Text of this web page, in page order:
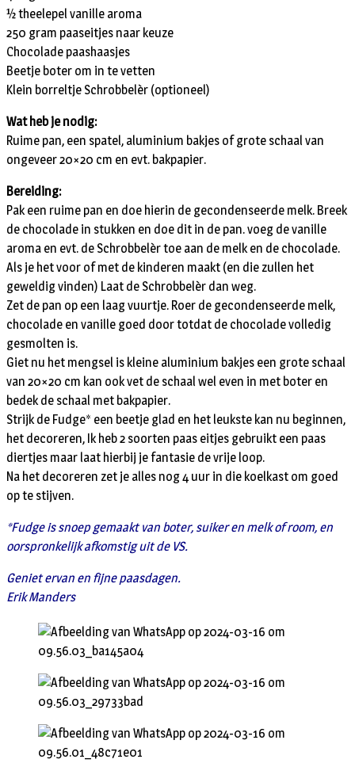
½ theelepel vanille aroma
250 gram paaseitjes naar keuze
Chocolade paashaasjes
Beetje boter om in te vetten
Klein borreltje Schrobbelèr (optioneel)
Wat heb je nodig:
Ruime pan, een spatel, aluminium bakjes of grote schaal van
ongeveer 20×20 cm en evt. bakpapier.
Bereiding:
Pak een ruime pan en doe hierin de gecondenseerde melk. Breek
de chocolade in stukken en doe dit in de pan. voeg de vanille
aroma en evt. de Schrobbelèr toe aan de melk en de chocolade.
Als je het voor of met de kinderen maakt (en die zullen het
geweldig vinden) Laat de Schrobbelèr dan weg.
Zet de pan op een laag vuurtje. Roer de gecondenseerde melk,
chocolade en vanille goed door totdat de chocolade volledig
gesmolten is.
Giet nu het mengsel is kleine aluminium bakjes een grote schaal
van 20×20 cm kan ook vet de schaal wel even in met boter en
bedek de schaal met bakpapier.
Strijk de Fudge* een beetje glad en het leukste kan nu beginnen,
het decoreren, Ik heb 2 soorten paas eitjes gebruikt een paas
diertjes maar laat hierbij je fantasie de vrije loop.
Na het decoreren zet je alles nog 4 uur in die koelkast om goed
op te stijven.
*Fudge is snoep gemaakt van boter, suiker en melk of room, en
oorspronkelijk afkomstig uit de VS.
Geniet ervan en fijne paasdagen.
Erik Manders